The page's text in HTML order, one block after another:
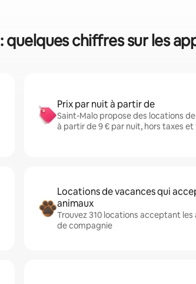
quelques chiffres sur les
Prix par nuit à partir de
Saint-Malo propose des locations
à partir de 9 € par nuit, hors taxes et
Locations de vacances qui
animaux
Trouvez 310 locations acceptant les
de compagnie